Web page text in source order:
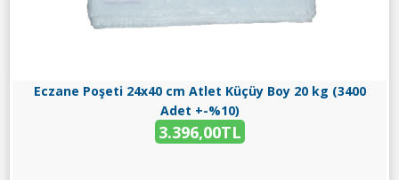
Eczane Poşeti 24x40 cm Atlet Küçüy Boy 20 kg (3400
Adet +-%10)
3.396,00TL